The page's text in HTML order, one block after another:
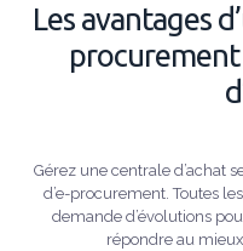
Les avantages
Gérez une centrale d’achat
d’e-procurement. Toutes
demande d’évolutions
répondre au